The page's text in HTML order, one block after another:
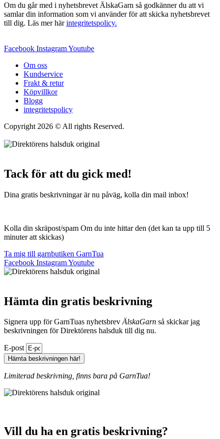
Om du går med i nyhetsbrevet ÄlskaGarn så godkänner du att vi
samlar din information som vi använder för att skicka nyhetsbrevet
till dig. Läs mer härintegritetspolicy.
Facebook InstagramYoutube
Om oss
Kundservice
Frakt & retur
Köpvillkor
Blogg
integritetspolicy
Copyright 2026 © All rights Reserved.
Tack för att du gick med!
Dina gratis beskrivningar är nu påväg, kolla din mail inbox!
Kolla din skräpost/spam Om du inte hittar den (det kan ta upp till 5
minuter att skickas)
Ta mig till garnbutiken GarnTua
Facebook InstagramYoutube
Hämta din gratis beskrivning
Signera upp för GarnTuas nyhetsbrevÄlskaGarn så skickar jag
beskrivningen för Direktörens halsduk till dig nu.
E-post
Hämta beskrivningen här!
Limiterad beskrivning, finns bara på GarnTua!
Vill du ha en gratis beskrivning?